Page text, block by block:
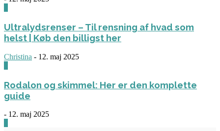
Ultralydsrenser – Til rensning af hvad som
helst | Køb den billigst her
Christina - 12. maj 2025
Rodalon og skimmel: Her er den komplette
guide
- 12. maj 2025